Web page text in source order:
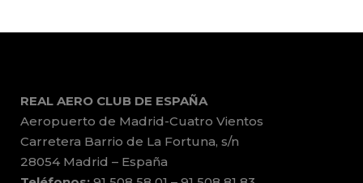
REAL AERO CLUB DE ESPAÑA
Aeropuerto de Madrid-Cuatro Vientos
Carretera Barrio de La Fortuna, s/n
28054 Madrid – España